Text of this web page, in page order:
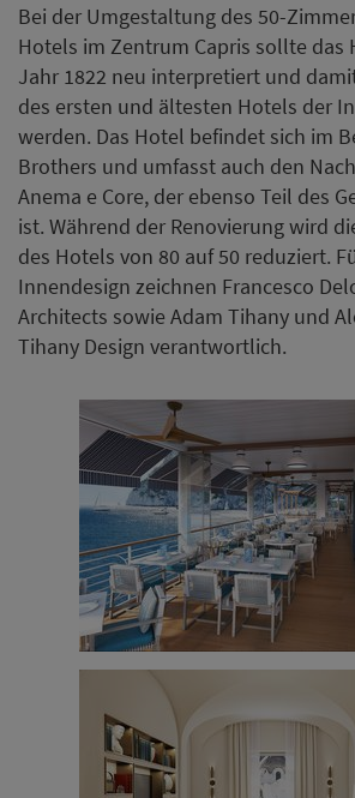
Bei der Umgestaltung des 50-
Hotels im Zentrum Capris sollte das
Jahr 1822 neu interpretiert und
des ersten und ältesten Hotels der
werden. Das Hotel befindet sich im
Brothers und umfasst auch den
Anema e Core, der ebenso Teil des
ist. Während der Renovierung wird
des Hotels von 80 auf 50 reduziert.
Innendesign zeichnen Francesco
Architects sowie Adam Tihany und
Tihany Design verantwortlich.